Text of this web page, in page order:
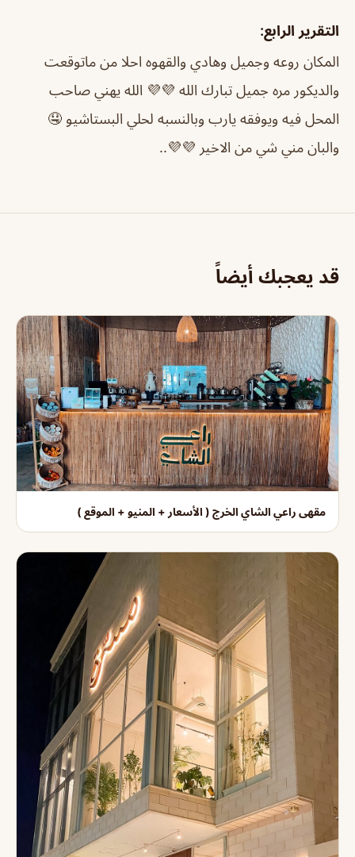
التقرير الرابع:
المكان روعه وجميل وهادي والقهوه احلا من ماتوقعت
والديكور مره جميل تبارك الله 💜💜 الله يهني صاحب
المحل فيه ويوفقه يارب وبالنسبه لحلي البستاشيو 🤤
والبان مني شي من الاخير 💜💜..
قد يعجبك أيضاً
مقهى راعي الشاي الخرج ( الأسعار + المنيو + الموقع )